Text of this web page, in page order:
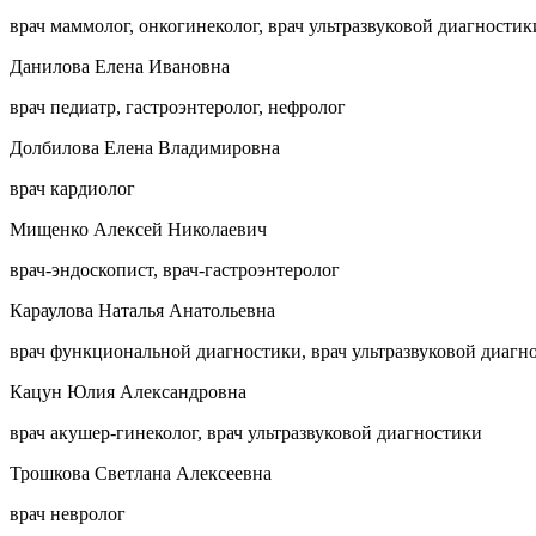
врач маммолог, онкогинеколог, врач ультразвуковой
Данилова Елена Ивановна
врач педиатр, гастроэнтеролог, нефролог
Долбилова Елена Владимировна
врач кардиолог
Мищенко Алексей Николаевич
врач-эндоскопист, врач-гастроэнтеролог
Караулова Наталья Анатольевна
врач функциональной диагностики, врач ультразвуковой
Кацун Юлия Александровна
врач акушер-гинеколог, врач ультразвуковой диагностики
Трошкова Светлана Алексеевна
врач невролог